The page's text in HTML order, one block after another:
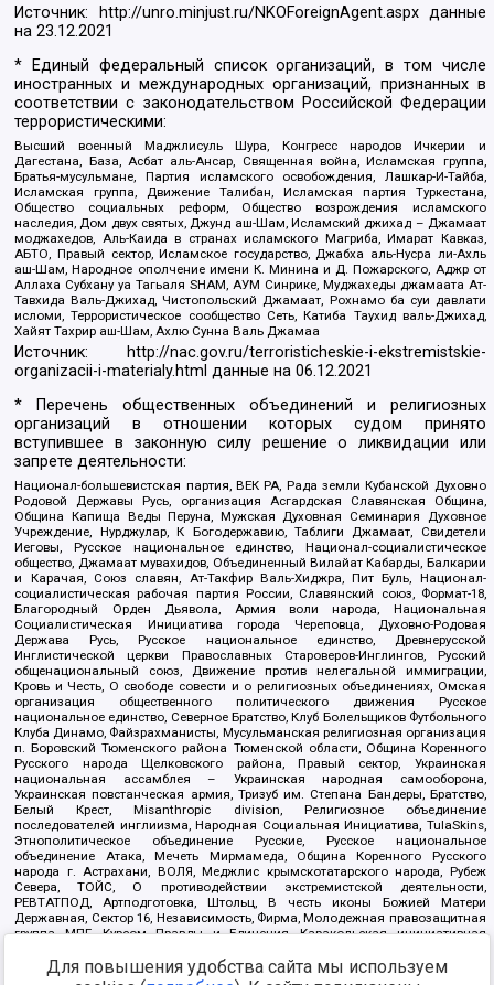
Источник: http://unro.minjust.ru/NKOForeignAgent.aspxданные
на23.12.2021
* Единый федеральный список организаций, в том числе
иностранных и международных организаций, признанных в
соответствии с законодательством Российской Федерации
террористическими:
Высший военный Маджлисуль Шура, Конгресс народов Ичкерии и
Дагестана, База, Асбат аль-Ансар, Священная война, Исламская группа,
Братья-мусульмане, Партия исламского освобождения, Лашкар-И-Тайба,
Исламская группа, Движение Талибан, Исламская партия Туркестана,
Общество социальных реформ, Общество возрождения исламского
наследия, Дом двух святых, Джунд аш-Шам, Исламский джихад – Джамаат
моджахедов, Аль-Каида в странах исламского Магриба, Имарат Кавказ,
АБТО, Правый сектор, Исламское государство, Джабха аль-Нусра ли-Ахль
аш-Шам, Народное ополчение имени К. Минина и Д. Пожарского, Аджр от
Аллаха Субхану уа Тагьаля SHAM, АУМ Синрике, Муджахеды джамаата Ат-
Тавхида Валь-Джихад, Чистопольский Джамаат, Рохнамо ба суи давлати
исломи, Террористическое сообщество Сеть, Катиба Таухид валь-Джихад,
Хайят Тахрир аш-Шам, Ахлю Сунна Валь Джамаа
Источник:
http://nac.gov.ru/terroristicheskie-i-ekstremistskie-
organizacii-i-materialy.html данные на06.12.2021
* Перечень общественных объединений и религиозных
организаций в отношении которых судом принято
вступившее в законную силу решение о ликвидации или
запрете деятельности:
Национал-большевистская партия, ВЕК РА, Рада земли Кубанской Духовно
Родовой Державы Русь, организация Асгардская Славянская Община,
Община Капища Веды Перуна, Мужская Духовная Семинария Духовное
Учреждение, Нурджулар, К Богодержавию, Таблиги Джамаат, Свидетели
Иеговы, Русское национальное единство, Национал-социалистическое
общество, Джамаат мувахидов, Объединенный Вилайат Кабарды, Балкарии
и Карачая, Союз славян, Ат-Такфир Валь-Хиджра, Пит Буль, Национал-
социалистическая рабочая партия России, Славянский союз, Формат-18,
Благородный Орден Дьявола, Армия воли народа, Национальная
Социалистическая Инициатива города Череповца, Духовно-Родовая
Держава Русь, Русское национальное единство, Древнерусской
Инглистической церкви Православных Староверов-Инглингов, Русский
общенациональный союз, Движение против нелегальной иммиграции,
Кровь и Честь, О свободе совести и о религиозных объединениях, Омская
организация общественного политического движения Русское
национальное единство, Северное Братство, Клуб Болельщиков Футбольного
Клуба Динамо, Файзрахманисты, Мусульманская религиозная организация
п. Боровский Тюменского района Тюменской области, Община Коренного
Русского народа Щелковского района, Правый сектор, Украинская
национальная ассамблея – Украинская народная самооборона,
Украинская повстанческая армия, Тризуб им. Степана Бандеры, Братство,
Белый Крест, Misanthropic division, Религиозное объединение
последователей инглиизма, Народная Социальная Инициатива, TulaSkins,
Этнополитическое объединение Русские, Русское национальное
объединение Атака, Мечеть Мирмамеда, Община Коренного Русского
народа г. Астрахани, ВОЛЯ, Меджлис крымскотатарского народа, Рубеж
Севера, ТОЙС, О противодействии экстремистской деятельности,
РЕВТАТПОД, Артподготовка, Штольц, В честь иконы Божией Матери
Державная, Сектор 16, Независимость, Фирма, Молодежная правозащитная
группа МПГ, Курсом Правды и Единения, Каракольская инициативная
Благотворительный пансионат Ак Умут, Русская республика Русь,
Арестантское уголовное единство, Башкорт, Нация и свобода, W.H.С., Фалунь
Для повышения удобства сайта мы используем